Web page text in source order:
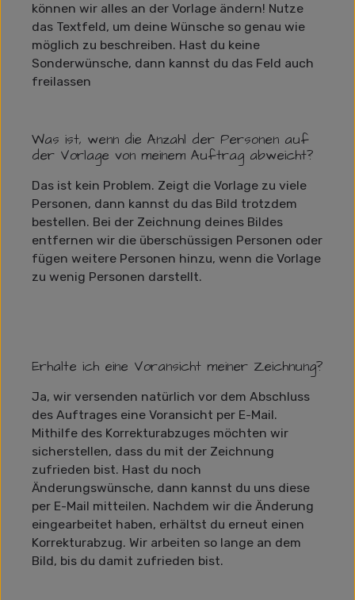
können wir alles an der Vorlage ändern! Nutze
das Textfeld, um deine Wünsche so genau wie
möglich zu beschreiben. Hast du keine
Sonderwünsche, dann kannst du das Feld auch
freilassen
Was ist, wenn die Anzahl der Personen auf
der Vorlage von meinem Auftrag abweicht?
Das ist kein Problem. Zeigt die Vorlage zu viele
Personen, dann kannst du das Bild trotzdem
bestellen. Bei der Zeichnung deines Bildes
entfernen wir die überschüssigen Personen oder
fügen weitere Personen hinzu, wenn die Vorlage
zu wenig Personen darstellt.
Erhalte ich eine Voransicht meiner Zeichnung?
Ja, wir versenden natürlich vor dem Abschluss
des Auftrages eine Voransicht per E-Mail.
Mithilfe des Korrekturabzuges möchten wir
sicherstellen, dass du mit der Zeichnung
zufrieden bist. Hast du noch
Änderungswünsche, dann kannst du uns diese
per E-Mail mitteilen. Nachdem wir die Änderung
eingearbeitet haben, erhältst du erneut einen
Korrekturabzug. Wir arbeiten so lange an dem
Bild, bis du damit zufrieden bist.